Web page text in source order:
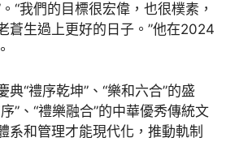
“我們的目標很宏偉，也很樸素，
蒼生過上更好的日子。”他在2024
典“禮序乾坤”、“樂和六合”的盛
”、“禮樂融合”的中華優秀傳統文
系和管理才能現代化，推動軌制